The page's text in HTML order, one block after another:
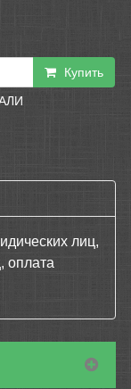
Купить
лиц,
оплата